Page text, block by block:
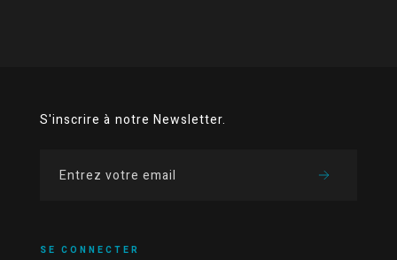
S'inscrire à notre Newsletter.
SE CONNECTER